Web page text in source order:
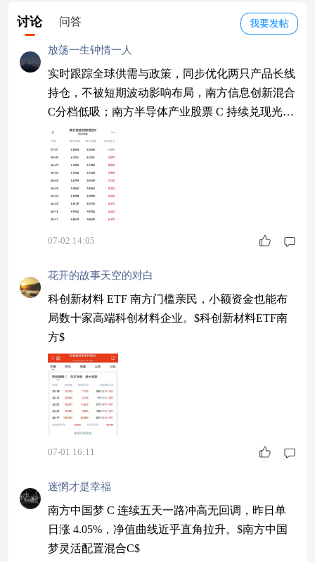
我要发帖
讨论 问答
放荡一生钟情一人
实时跟踪全球供需与政策，同步优化两只产品长线
持仓，不被短期波动影响布局，南方信息创新混合
C分档低吸；南方半导体产业股票 C 持续兑现光刻
机赛道红利。$南方信息创新混合C$
07-02 14:05
花开的故事天空的对白
科创新材料 ETF 南方门槛亲民，小额资金也能布
局数十家高端科创材料企业。$科创新材料ETF南
方$
07-01 16:11
迷惘才是幸福
南方中国梦 C 连续五天一路冲高无回调，昨日单
日涨 4.05%，净值曲线近乎直角拉升。$南方中国
梦灵活配置混合C$